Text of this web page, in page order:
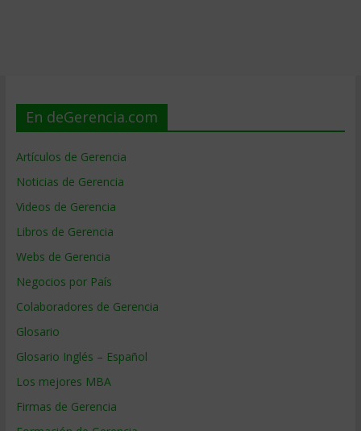
En deGerencia.com
Artículos de Gerencia
Noticias de Gerencia
Videos de Gerencia
Libros de Gerencia
Webs de Gerencia
Negocios por País
Colaboradores de Gerencia
Glosario
Glosario Inglés – Español
Los mejores MBA
Firmas de Gerencia